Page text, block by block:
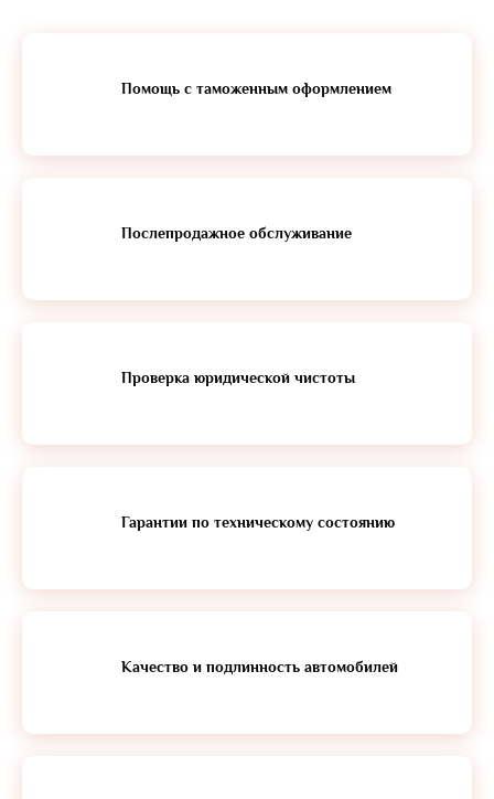
Помощь с таможенным оформлением
Послепродажное обслуживание
Проверка юридической чистоты
Гарантии по техническому состоянию
Качество и подлинность автомобилей